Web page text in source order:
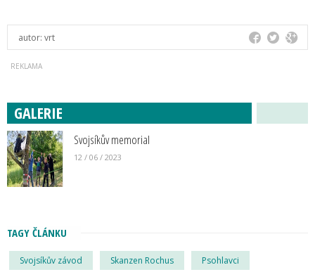
autor: vrt
GALERIE
Svojsíkův memorial
12 / 06 / 2023
TAGY ČLÁNKU
Svojsíkův závod Skanzen Rochus Psohlavci